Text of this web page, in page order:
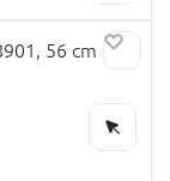
56 cm